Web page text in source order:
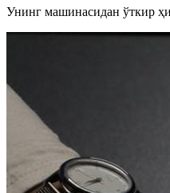
Унинг машинасидан ўткир